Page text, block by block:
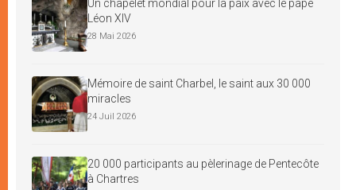
Un chapelet mondial pour la paix avec le pape
Léon XIV
28 Mai 2026
Mémoire de saint Charbel, le saint aux 30 000
miracles
24 Juil 2026
20 000 participants au pèlerinage de Pentecôte
à Chartres